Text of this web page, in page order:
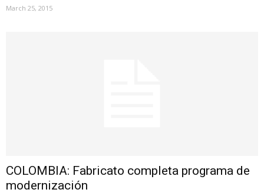
March 25, 2015
COLOMBIA: Fabricato completa programa de
modernización